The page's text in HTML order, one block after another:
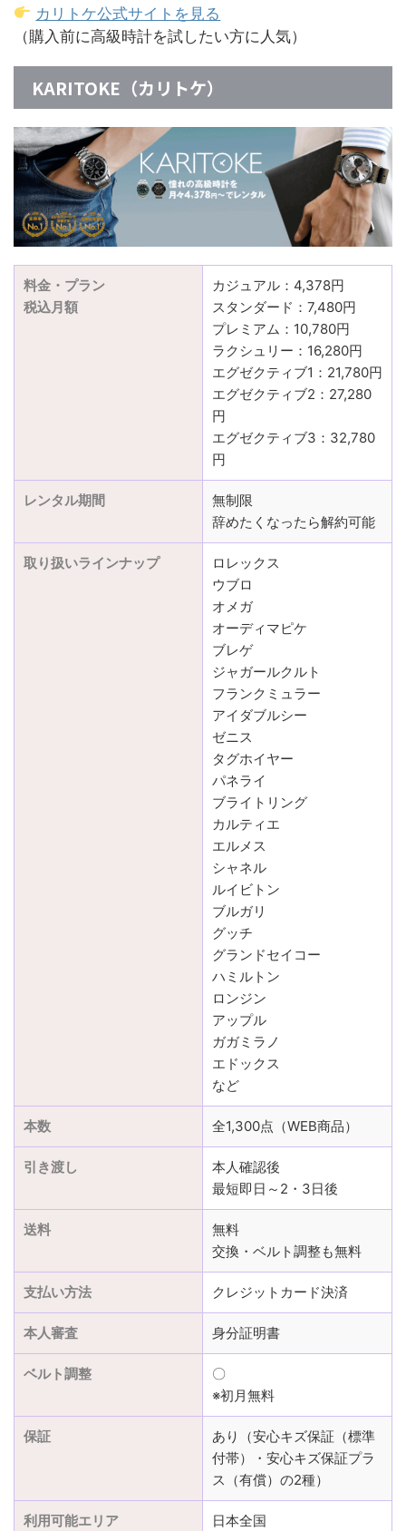
カリトケ公式サイトを見る
（購入前に高級時計を試したい方に人気）
KARITOKE（カリトケ）
料金・プラン
税込月額
カジュアル：4,378円
スタンダード：7,480円
プレミアム：10,780円
ラクシュリー：16,280円
エグゼクティブ1：21,780円
エグゼクティブ2：27,280
円
エグゼクティブ3：32,780
円
レンタル期間
無制限
辞めたくなったら解約可能
取り扱いラインナップ
ロレックス
ウブロ
オメガ
オーディマピケ
ブレゲ
ジャガールクルト
フランクミュラー
アイダブルシー
ゼニス
タグホイヤー
パネライ
ブライトリング
カルティエ
エルメス
シャネル
ルイビトン
ブルガリ
グッチ
グランドセイコー
ハミルトン
ロンジン
アップル
ガガミラノ
エドックス
など
本数 全1,300点（WEB商品）
引き渡し
本人確認後
最短即日～2・3日後
送料
無料
交換・ベルト調整も無料
支払い方法 クレジットカード決済
本人審査 身分証明書
ベルト調整
〇
※初月無料
保証
あり（安心キズ保証（標準
付帯）・安心キズ保証プラ
ス（有償）の2種）
利用可能エリア
日本全国